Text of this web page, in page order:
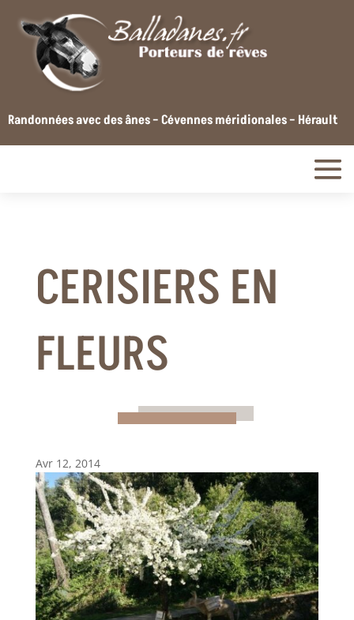
Randonnées avec des ânes – Cévennes méridionales – Hérault
CERISIERS EN
FLEURS
Avr 12, 2014